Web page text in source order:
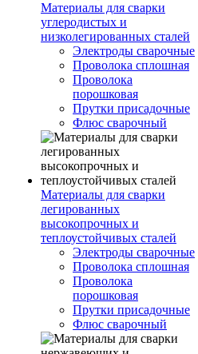
Материалы для сварки
углеродистых и
низколегированных сталей
Электроды сварочные
Проволока сплошная
Проволока
порошковая
Прутки присадочные
Флюс сварочный
Материалы для сварки
легированных
высокопрочных и
теплоустойчивых сталей
Электроды сварочные
Проволока сплошная
Проволока
порошковая
Прутки присадочные
Флюс сварочный